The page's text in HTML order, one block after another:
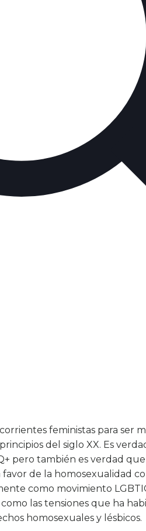
feministas para ser
del siglo XX. Es
pero también es verdad
de la homosexualidad
como movimiento
las tensiones que ha
homosexuales y lésbicos.